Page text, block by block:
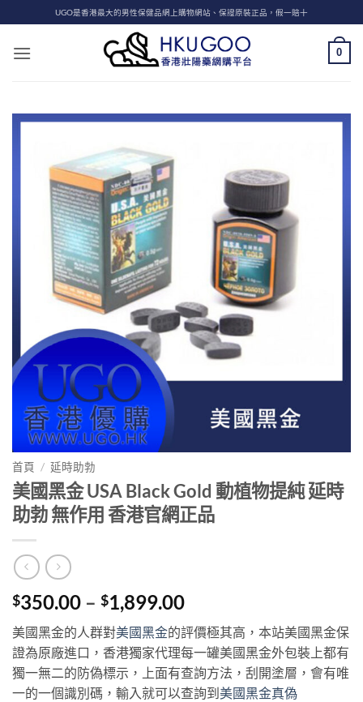
to
content
UGO是香港最大的男性保健品網上購物網站、保證原裝正品，假一賠十
0
首頁 / 延時助勃
美國黑金 USA Black Gold 動植物提純 延時
助勃 無作用 香港官網正品
$350.00 – $1,899.00Price
range:
$350.00
through
$1,899.00
美國黑金的人群對美國黑金的評價極其高，本站美國黑金保
證為原廠進口，香港獨家代理每一罐美國黑金外包裝上都有
獨一無二的防偽標示，上面有查詢方法，刮開塗層，會有唯
一的一個識別碼，輸入就可以查詢到 美國黑金真偽